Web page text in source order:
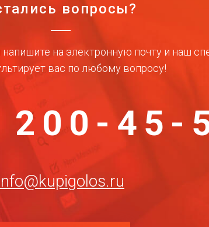
вопросы?
на электронную почту и наш
вас по любому вопросу!
200-45-